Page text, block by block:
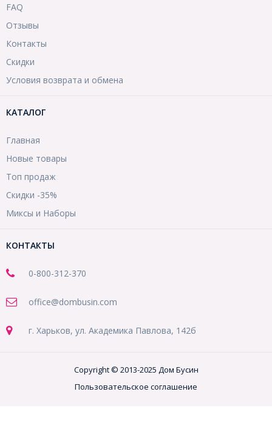
FAQ
Отзывы
Контакты
Скидки
Условия возврата и обмена
КАТАЛОГ
Главная
Новые товары
Топ продаж
Скидки -35%
Миксы и Наборы
КОНТАКТЫ
0-800-312-370
office@dombusin.com
г. Харьков, ул. Академика Павлова, 142б
Copyright © 2013-2025 Дом Бусин
Пользовательское соглашение